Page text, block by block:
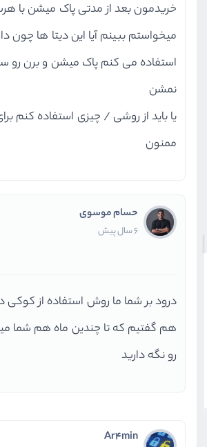
خریدمون بعد از مدتی پاک میشن با
میخواستم ببینم آیا این دیتا ها چون
استفاده می کنم پاک میشن و برن رو
نمشن
یا باید از روشی / چیزی استفاده کنم
ممنون
حسام موسوی
6 سال پیش
درود بر شما ما روش استفاده از کوکی
هم گفتیم که تا چندین ماه هم شما
رو نگه دارید
Ar4min